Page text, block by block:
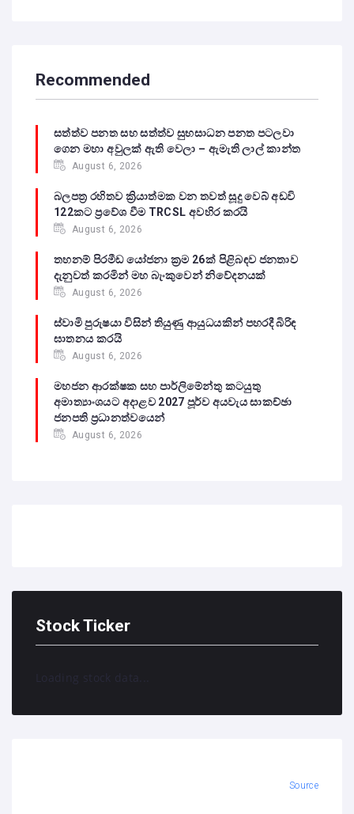
Recommended
සත්ත්ව පනත සහ සත්ත්ව සුභසාධන පනත පටලවා
ගෙන මහා අවුලක් ඇති වෙලා – ඇමැති ලාල් කාන්ත
August 6, 2026
බලපත්‍ර රහිතව ක්‍රියාත්මක වන තවත් සූදු වෙබ් අඩවි
122කට ප්‍රවේශ වීම TRCSL අවහිර කරයි
August 6, 2026
තහනම් පිරමීඩ යෝජනා ක්‍රම 26ක් පිළිබඳව ජනතාව
දැනුවත් කරමින් මහ බැංකුවෙන් නිවේදනයක්
August 6, 2026
ස්වාමි පුරුෂයා විසින් තියුණු ආයුධයකින් පහරදී බිරිඳ
ඝාතනය කරයි
August 6, 2026
මහජන ආරක්ෂක සහ පාර්ලිමේන්තු කටයුතු
අමාත්‍යාංශයට අදාළව 2027 පූර්ව අයවැය සාකච්ඡා
ජනපති ප්‍රධානත්වයෙන්
August 6, 2026
Stock Ticker
Loading stock data...
Source